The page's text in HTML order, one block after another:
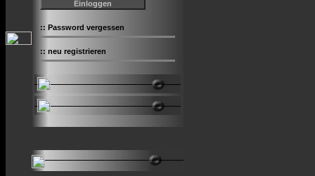
:: Password vergessen
:: neu registrieren